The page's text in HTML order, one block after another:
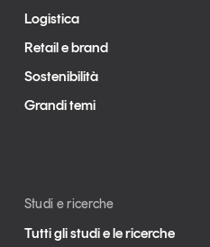
Logistica
Retail e brand
Sostenibilità
Grandi temi
Studi e ricerche
Tutti gli studi e le ricerche